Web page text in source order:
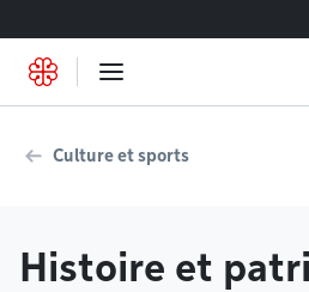
Culture et sports
Histoire et